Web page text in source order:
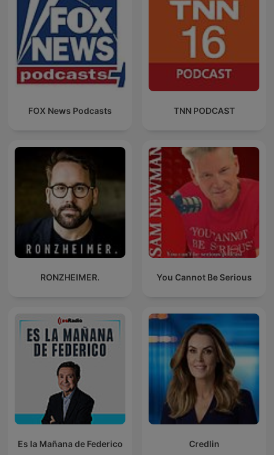
FOX News Podcasts TNN PODCAST
RONZHEIMER. You Cannot Be Serious
Es la Mañana de Federico Credlin